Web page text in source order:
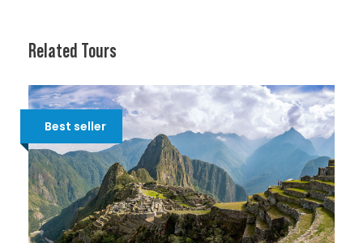
Related Tours
Best seller